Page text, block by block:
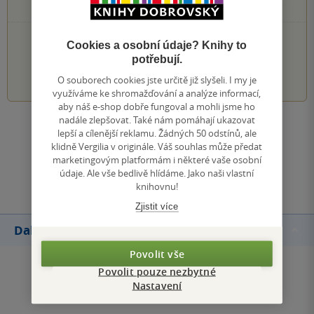
0× 1 hvezdička
PŘIDEJTE SVÉ HODNOCENÍ KNIHY
Zobrazit všechna hodnocení
Přidat hodnocení
Další knihy autora
Cookies a osobní údaje? Knihy to
potřebují.
O souborech cookies jste určitě již slyšeli. I my je
využíváme ke shromažďování a analýze informací,
aby náš e-shop dobře fungoval a mohli jsme ho
nadále zlepšovat. Také nám pomáhají ukazovat
lepší a cílenější reklamu. Žádných 50 odstínů, ale
klidně Vergilia v originále. Váš souhlas může předat
marketingovým platformám i některé vaše osobní
údaje. Ale vše bedlivě hlídáme. Jako naši vlastní
knihovnu!
Zjistit více
Povolit vše
Povolit pouze nezbytné
Nastavení